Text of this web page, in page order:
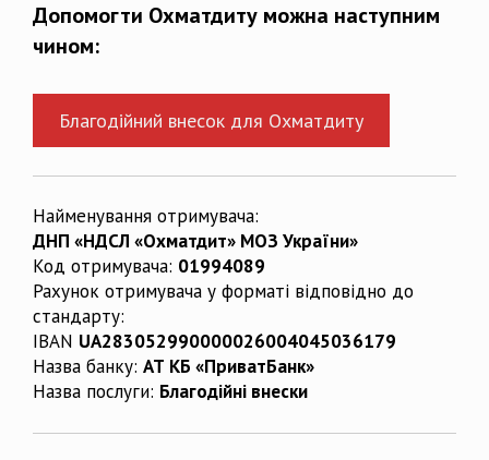
Допомогти Охматдиту можна наступним
чином:
Благодійний внесок для Охматдиту
Найменування отримувача:
ДНП «НДСЛ «Охматдит» МОЗ України»
Код отримувача: 01994089
Рахунок отримувача у форматі відповідно до
стандарту:
IBAN UA283052990000026004045036179
Назва банку: АТ КБ «ПриватБанк»
Назва послуги: Благодійні внески